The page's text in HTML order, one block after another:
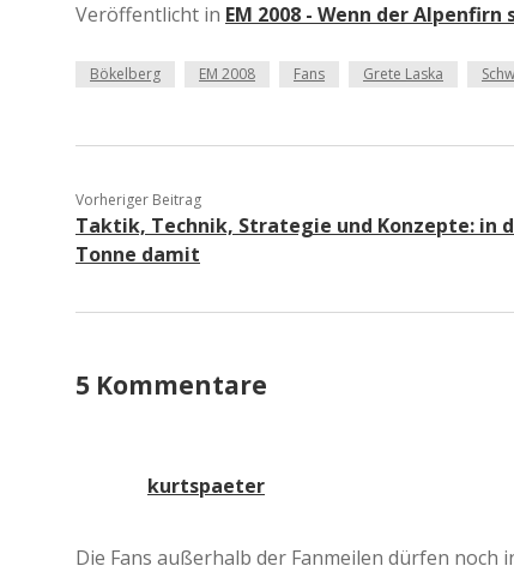
Veröffentlicht in EM 2008 - Wenn der
Bökelberg EM 2008 Fans Grete Laska
Vorheriger Beitrag
Taktik, Technik, Strategie und Konzepte: in
Tonne damit
5 Kommentare
kurtspaeter
Die Fans außerhalb der Fanmeilen dürfen noch